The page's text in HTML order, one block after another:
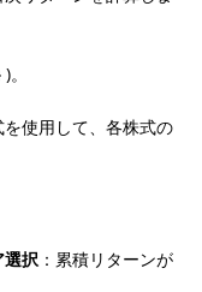
を使用して、各株式の
選択 ：累積リターンが